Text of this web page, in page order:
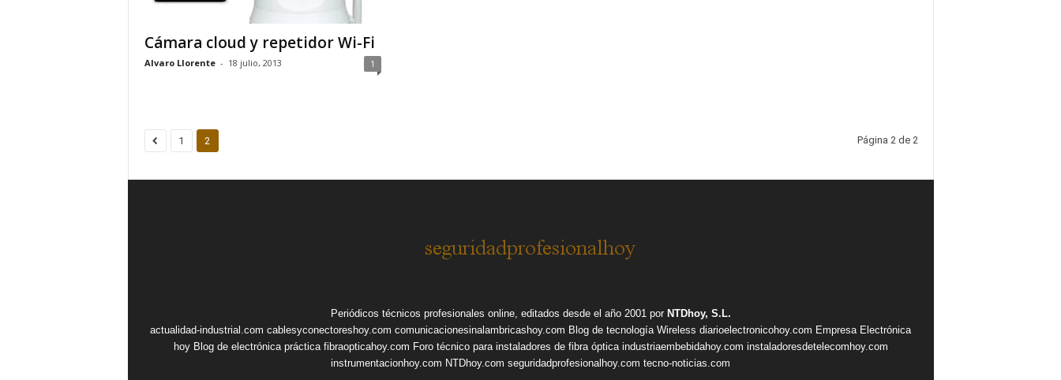
Cámara cloud y repetidor Wi-Fi
Alvaro Llorente - 18 julio, 2013 1
1 2 Página 2 de 2
Periódicos técnicos profesionales online, editados desde el año 2001 por NTDhoy, S.L.
actualidad-industrial.com cablesyconectoreshoy.com comunicacionesinalambricashoy.com Blog de tecnología Wireless diarioelectronicohoy.com Empresa Electrónica
hoy Blog de electrónica práctica fibraopticahoy.com Foro técnico para instaladores de fibra óptica industriaembebidahoy.com instaladoresdetelecomhoy.com
instrumentacionhoy.com NTDhoy.com seguridadprofesionalhoy.com tecno-noticias.com